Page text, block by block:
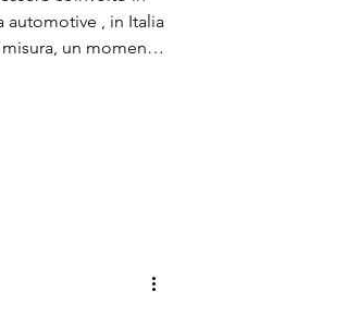
automotive , in Italia
un momento